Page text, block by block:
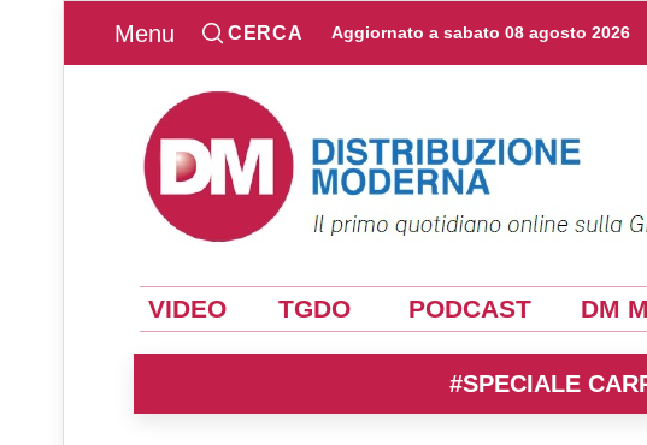
Menu CERCA Aggiornato a sabato 08 agosto 2026
VIDEO TGDO PODCAST DM
#SPECIALE